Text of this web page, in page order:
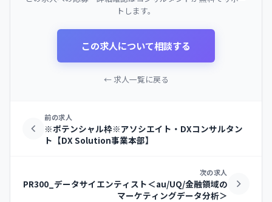
トします。
この求人について相談する
← 求人一覧に戻る
前の求人
※ポテンシャル枠※アソシエイト・DXコンサルタン
ト【DX Solution事業本部】
次の求人
PR300_データサイエンティスト＜au/UQ/金融領域の
マーケティングデータ分析＞